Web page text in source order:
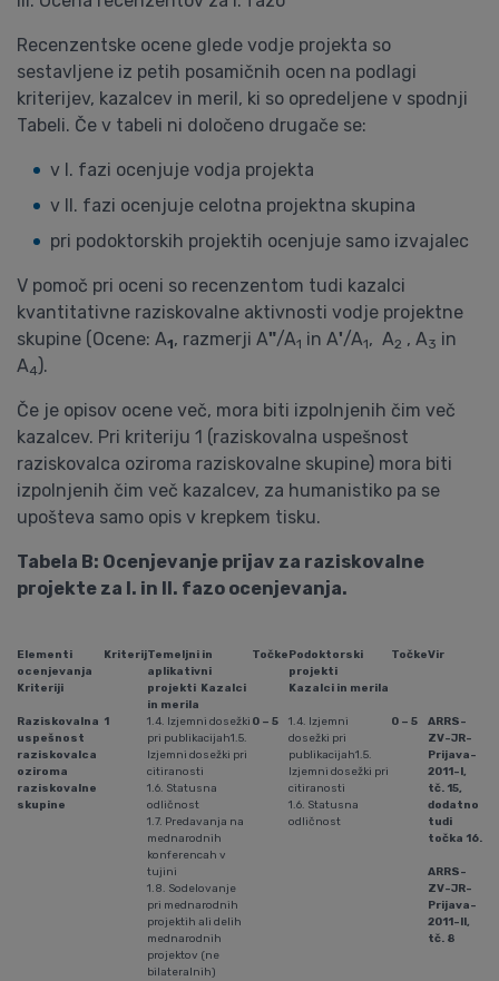
Recenzentske ocene glede vodje projekta so
sestavljene iz petih posamičnih ocen na podlagi
kriterijev, kazalcev in meril, ki so opredeljene v spodnji
Tabeli. Če v tabeli ni določeno drugače se:
v I. fazi ocenjuje vodja projekta
v II. fazi ocenjuje celotna projektna skupina
pri podoktorskih projektih ocenjuje samo izvajalec
V pomoč pri oceni so recenzentom tudi kazalci
kvantitativne raziskovalne aktivnosti vodje projektne
skupine (Ocene: A1, razmerji A"/A1 in A'/A1, A2 , A3 in
A4).
Če je opisov ocene več, mora biti izpolnjenih čim več
kazalcev. Pri kriteriju 1 (raziskovalna uspešnost
raziskovalca oziroma raziskovalne skupine) mora biti
izpolnjenih čim več kazalcev, za humanistiko pa se
upošteva samo opis v krepkem tisku.
Tabela B: Ocenjevanje prijav za raziskovalne
projekte za I. in II. fazo ocenjevanja.
Elementi
ocenjevanja
Kriteriji
KriterijTemeljni in
aplikativni
projekti Kazalci
in merila
TočkePodoktorski
projekti
Kazalci in merila
TočkeVir
Raziskovalna
uspešnost
raziskovalca
oziroma
raziskovalne
skupine
1
1.4. Izjemni dosežki
pri publikacijah1.5.
Izjemni dosežki pri
citiranosti
1.6. Statusna
odličnost
1.7. Predavanja na
mednarodnih
konferencah v
tujini
1.8. Sodelovanje
pri med­na­rod­nih
projektih ali delih
med­na­rod­nih
projektov (ne
bilateralnih)
0 – 5
1.4. Izjemni
dosežki pri
publikacijah1.5.
Izjemni dosežki pri
citiranosti
1.6. Statusna
odličnost
0 – 5
ARRS-
ZV-JR-
Prijava-
2011-I,
tč. 15,
dodatno
tudi
točka 16.
ARRS-
ZV-JR-
Prijava-
2011-II,
tč. 8